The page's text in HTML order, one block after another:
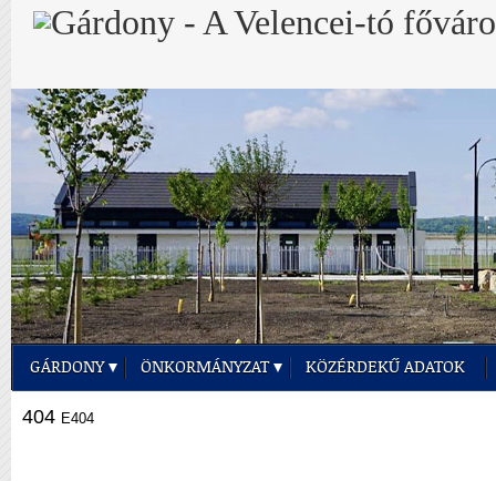
GÁRDONY ÖNKORMÁNYZAT KÖZÉRDEKŰ ADATOK
404 E404